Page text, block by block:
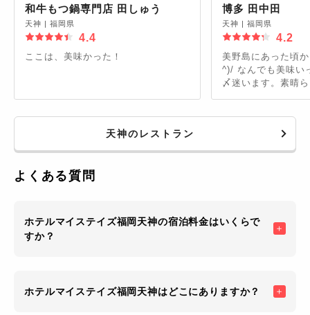
和牛もつ鍋専門店 田しゅう
天神 | 福岡県
4.4
ここは、美味かった！
博多 田中田
天神 | 福岡県
4.2
美野島にあった頃
^)/ なんでも美味い
〆迷います。素晴
1・8分の1をメニ
天神のレストラン
よくある質問
ホテルマイステイズ福岡天神の宿泊料金はいくらで
すか？
ホテルマイステイズ福岡天神はどこにありますか？